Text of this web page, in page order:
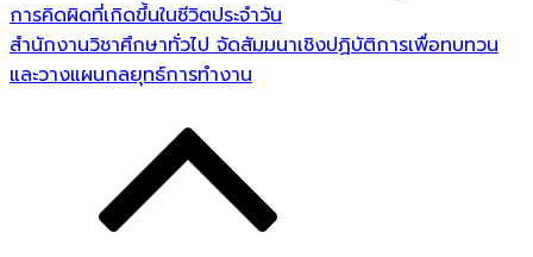
การคิดผิดที่เกิดขึ้นในชีวิตประจำวัน
สำนักงานวิชาศึกษาทั่วไป จัดสัมมนาเชิงปฏิบัติการเพื่อทบทวน
และวางแผนกลยุทธ์การทำงาน